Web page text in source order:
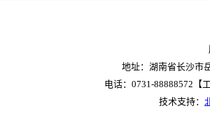
地址：湖南省长沙市
电话：0731-88888572【
技术支持：